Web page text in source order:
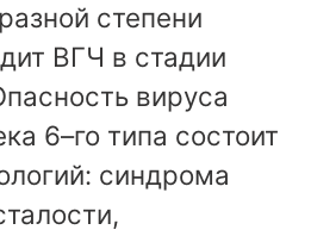
степени
ВГЧ в стадии
вируса
6–го типа состоит
синдрома